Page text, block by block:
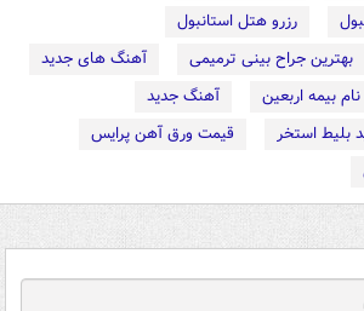
رزرو هتل استانبول
بهترین جراح بینی ترمیمی
آهنگ های جدید
بیمه اربعین
آهنگ جدید
بلیط استخر
قیمت ورق آهن پرایس